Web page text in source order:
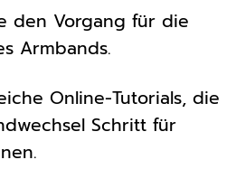
den Vorgang für die
Armbands.
Online-Tutorials, die
Schritt für